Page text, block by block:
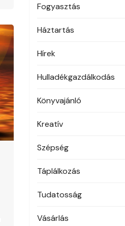
Fogyasztás
Háztartás
Hírek
Hulladékgazdálkodás
Könyvajánló
Kreatív
Szépség
Táplálkozás
Tudatosság
Vásárlás